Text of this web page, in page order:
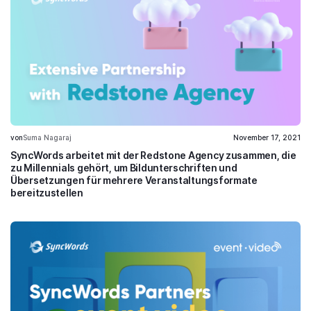
vonSuma Nagaraj November 17, 2021
SyncWords arbeitet mit der Redstone Agency zusammen, die
zu Millennials gehört, um Bildunterschriften und
Übersetzungen für mehrere Veranstaltungsformate
bereitzustellen